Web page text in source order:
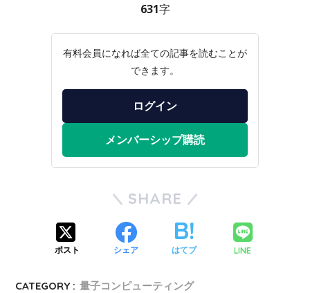
631字
有料会員になれば全ての記事を読むことが
できます。
ログイン
メンバーシップ購読
SHARE
ポスト シェア はてブ LINE
CATEGORY : 量子コンピューティング